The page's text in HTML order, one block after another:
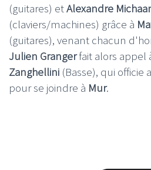
(guitares) etAlexandre
(claviers/machines) grâce à
(guitares), venant chacun
Julien Grangerfait alors appel
Zanghellini (Basse), qui officie
pour se joindre à Mur.